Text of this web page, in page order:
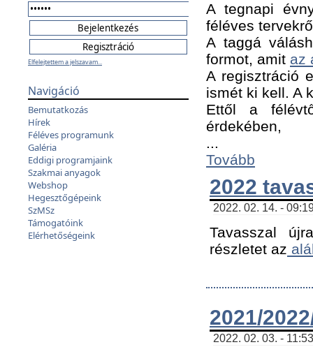
Elfelejtettem a jelszavam...
Navigáció
Bemutatkozás
Hírek
Féléves programunk
Galéria
Eddigi programjaink
Szakmai anyagok
Webshop
Hegesztőgépeink
SzMSz
Támogatóink
Elérhetőségeink
A tegnapi
féléves
A taggá
formot, amit az
A regisztráció
ismét ki kell. A
Ettől a
érdekében,
...
Tovább
2022
2022. 02. 14. -
Tavasszal
részletet az
2021/
2022. 02. 03. -